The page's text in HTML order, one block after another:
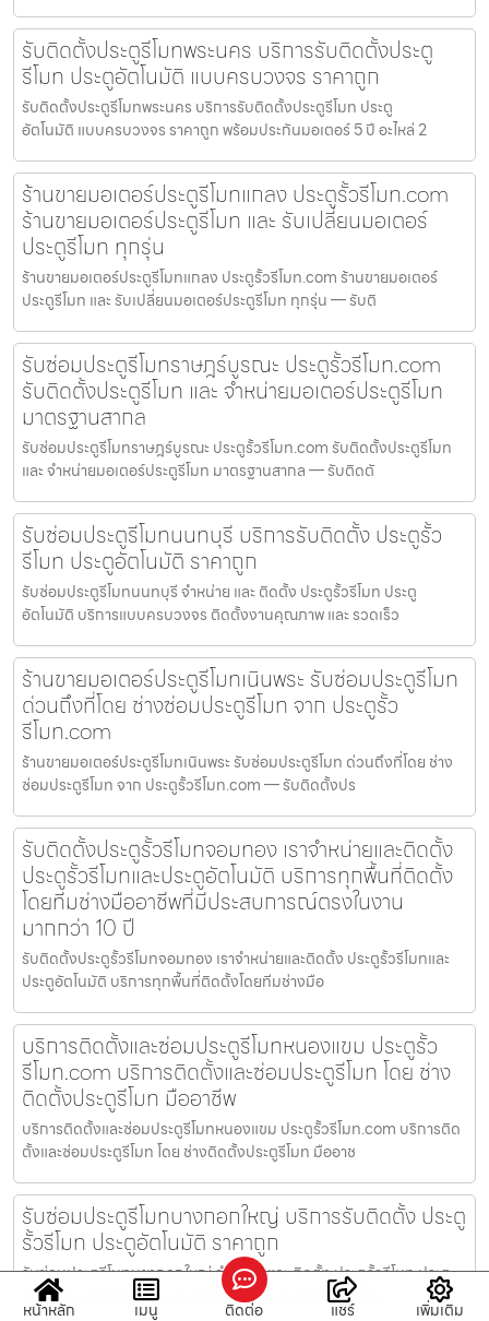
รับติดตั้งประตูรีโมทพระนคร บริการรับติดตั้งประตู
รีโมท ประตูอัตโนมัติ แบบครบวงจร ราคาถูก
รับติดตั้งประตูรีโมทพระนคร บริการรับติดตั้งประตูรีโมท ประตู
อัตโนมัติ แบบครบวงจร ราคาถูก พร้อมประกันมอเตอร์ 5 ปี อะไหล่ 2
ร้านขายมอเตอร์ประตูรีโมทแกลง ประตูรั้วรีโมท.com
ร้านขายมอเตอร์ประตูรีโมท และ รับเปลี่ยนมอเตอร์
ประตูรีโมท ทุกรุ่น
ร้านขายมอเตอร์ประตูรีโมทแกลง ประตูรั้วรีโมท.com ร้านขายมอเตอร์
ประตูรีโมท และ รับเปลี่ยนมอเตอร์ประตูรีโมท ทุกรุ่น — รับติ
รับซ่อมประตูรีโมทราษฎร์บูรณะ ประตูรั้วรีโมท.com
รับติดตั้งประตูรีโมท และ จำหน่ายมอเตอร์ประตูรีโมท
มาตรฐานสากล
รับซ่อมประตูรีโมทราษฎร์บูรณะ ประตูรั้วรีโมท.com รับติดตั้งประตูรีโมท
และ จำหน่ายมอเตอร์ประตูรีโมท มาตรฐานสากล — รับติดตั
รับซ่อมประตูรีโมทนนทบุรี บริการรับติดตั้ง ประตูรั้ว
รีโมท ประตูอัตโนมัติ ราคาถูก
รับซ่อมประตูรีโมทนนทบุรี จำหน่าย และ ติดตั้ง ประตูรั้วรีโมท ประตู
อัตโนมัติ บริการแบบครบวงจร ติดตั้งงานคุณภาพ และ รวดเร็ว
ร้านขายมอเตอร์ประตูรีโมทเนินพระ รับซ่อมประตูรีโมท
ด่วนถึงที่โดย ช่างซ่อมประตูรีโมท จาก ประตูรั้ว
รีโมท.com
ร้านขายมอเตอร์ประตูรีโมทเนินพระ รับซ่อมประตูรีโมท ด่วนถึงที่โดย ช่าง
ซ่อมประตูรีโมท จาก ประตูรั้วรีโมท.com — รับติดตั้งปร
รับติดตั้งประตูรั้วรีโมทจอมทอง เราจำหน่ายและติดตั้ง
ประตูรั้วรีโมทและประตูอัตโนมัติ บริการทุกพื้นที่ติดตั้ง
โดยทีมช่างมืออาชีพที่มีประสบการณ์ตรงในงาน
มากกว่า 10 ปี
รับติดตั้งประตูรั้วรีโมทจอมทอง เราจำหน่ายและติดตั้ง ประตูรั้วรีโมทและ
ประตูอัตโนมัติ บริการทุกพื้นที่ติดตั้งโดยทีมช่างมือ
บริการติดตั้งและซ่อมประตูรีโมทหนองแขม ประตูรั้ว
รีโมท.com บริการติดตั้งและซ่อมประตูรีโมท โดย ช่าง
ติดตั้งประตูรีโมท มืออาชีพ
บริการติดตั้งและซ่อมประตูรีโมทหนองแขม ประตูรั้วรีโมท.com บริการติด
ตั้งและซ่อมประตูรีโมท โดย ช่างติดตั้งประตูรีโมท มืออาช
รับซ่อมประตูรีโมทบางกอกใหญ่ บริการรับติดตั้ง ประตู
รั้วรีโมท ประตูอัตโนมัติ ราคาถูก
รับซ่อมประตูรีโมทบางกอกใหญ่ จำหน่าย และ ติดตั้ง ประตูรั้วรีโมท ประตู
อัตโนมัติ บริการแบบครบวงจร ติดตั้งงานคุณภาพ และ รวดเ
หน้าหลัก เมนู ติดต่อ แชร์ เพิ่มเติม